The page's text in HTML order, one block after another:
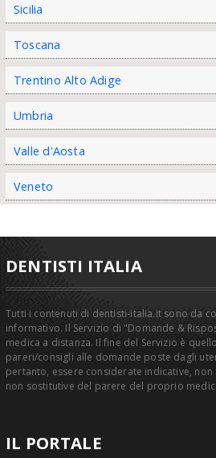
Sicilia
Toscana
Trentino Alto Adige
Umbria
Valle d'Aosta
Veneto
DENTISTI ITALIA
Tutti i contenuti di dentisti-italia.it sono da
informativo. Il Servizio di "Domande &
medica a distanza. Il fine del Servizio è
pareri/consigli alle domande poste dagli
pertanto, essere considerate indicative,
non sostitutive del parere del proprio
IL PORTALE